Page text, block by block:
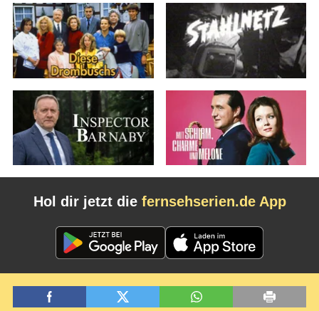
Hol dir jetzt die fernsehserien.de App